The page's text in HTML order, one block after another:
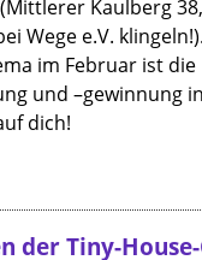
Kaulberg
Wege e.V.
im Februar ist die
und –gewinnung
dich!
der Tiny-